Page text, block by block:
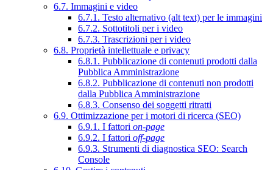
6.7. Immagini e video
6.7.1. Testo alternativo (alt text) per le immagini
6.7.2. Sottotitoli per i video
6.7.3. Trascrizioni per i video
6.8. Proprietà intellettuale e privacy
6.8.1. Pubblicazione di contenuti prodotti dalla
Pubblica Amministrazione
6.8.2. Pubblicazione di contenuti non prodotti
dalla Pubblica Amministrazione
6.8.3. Consenso dei soggetti ritratti
6.9. Ottimizzazione per i motori di ricerca (SEO)
6.9.1. I fattori on-page
6.9.2. I fattori off-page
6.9.3. Strumenti di diagnostica SEO: Search
Console